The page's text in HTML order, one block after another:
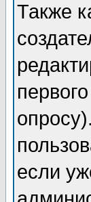
Также
если